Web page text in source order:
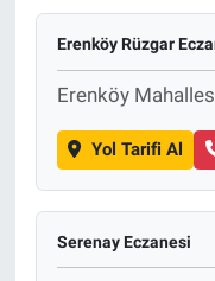
Erenköy Rüzgar
Erenköy
Yol Tarifi Al
Serenay Eczanesi
Gözden
İletişim (Künye)